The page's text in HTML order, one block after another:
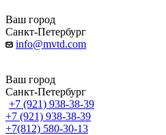
Ваш город
Санкт-Петербург
info@mvtd.com
Ваш город
Санкт-Петербург
+7 (921) 938-38-39
+7 (921) 938-38-39
+7(812) 580-30-13